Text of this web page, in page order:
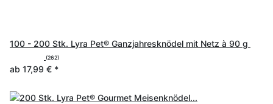
100 - 200 Stk. Lyra Pet® Ganzjahresknödel mit Netz à 90 g
(262)
ab 17,99 € *